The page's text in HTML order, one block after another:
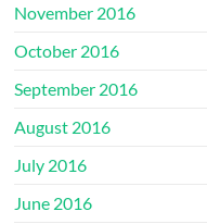
November 2016
October 2016
September 2016
August 2016
July 2016
June 2016